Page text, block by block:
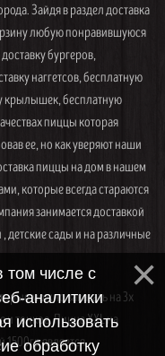
Зайдя в раздел доставка
любую понравившуюся
бургеров,
наггетсов, бесплатную
крылышек, бесплатную
пиццы которая
ее, но как уверяют наши
пиццы на дом в нашем
которые всегда стараются
занимается доставкой
сады и на различные
можно заказать на 3х
тонкое. Пицца XXL на
является
том числе с
аналитики
использовать
обработку